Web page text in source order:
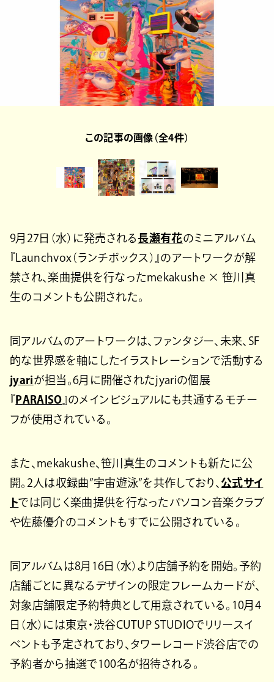
この記事の画像（全4件）
9月27日（水）に発売される長瀬有花のミニアルバム
『Launchvox（ランチボックス）』のアートワークが解
禁され、楽曲提供を行なったmekakushe × 笹川真
生のコメントも公開された。
同アルバムのアートワークは、ファンタジー、未来、SF
的な世界感を軸にしたイラストレーションで活動する
jyariが担当。6月に開催されたjyariの個展
『PARAISO 』のメインビジュアルにも共通するモチー
フが使用されている。
また、mekakushe、笹川真生のコメントも新たに公
開。2人は収録曲”宇宙遊泳”を共作しており、 公式サイ
トでは同じく楽曲提供を行なったパソコン音楽クラブ
や佐藤優介のコメントもすでに公開されている。
同アルバムは8月16日（水）より店舗予約を開始。予約
店舗ごとに異なるデザインの限定フレームカードが、
対象店舗限定予約特典として用意されている。10月4
日（水）には東京・渋谷CUTUP STUDIOでリリースイ
ベントも予定されており、タワーレコード渋谷店での
予約者から抽選で100名が招待される。